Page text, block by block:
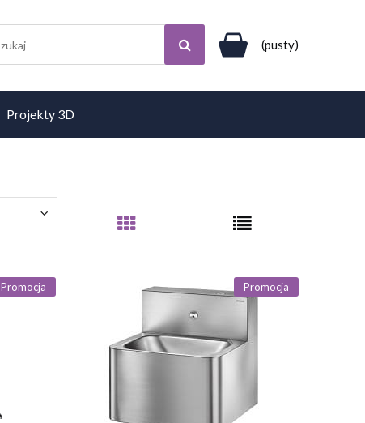
(pusty)
Projekty 3D
Promocja Promocja